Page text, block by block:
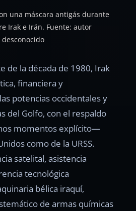
una máscara antigás durante
Irak e Irán. Fuente: autor
desconocido
de la década de 1980, Irak
financiera y
potencias occidentales y
del Golfo, con el respaldo
momentos explícito—
como de la URSS.
satelital, asistencia
tecnológica
bélica iraquí,
de armas químicas